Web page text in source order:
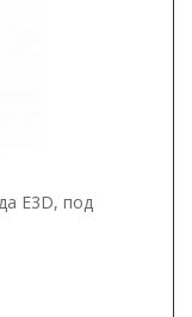
E3D, под